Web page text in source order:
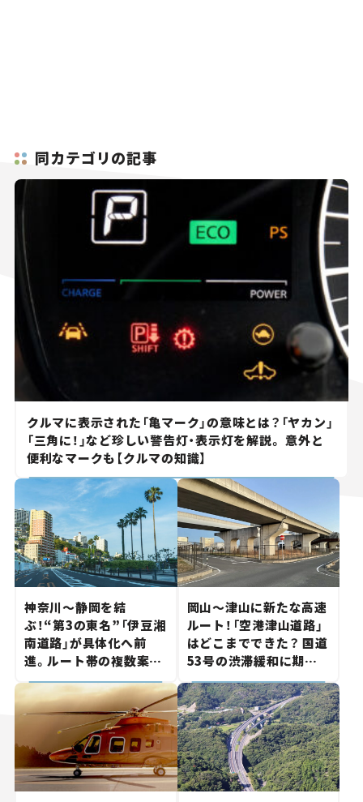
同カテゴリの記事
クルマに表示された「亀マーク」の意味とは？「ヤカン」
「三角に！」など珍しい警告灯・表示灯を解説。 意外と
便利なマークも【クルマの知識】
神奈川～静岡を結
ぶ！“第3の東名”「伊豆湘
南道路」が具体化へ前
進。ルート帯の複数案検
討へ。熱海まで信号ゼロ
が実現？ 【いま気になる
道路計画】
岡山～津山に新たな高速
ルート！「空港津山道路」
はどこまでできた？ 国道
53号の渋滞緩和に期待。
岡山市側でも動きが【い
ま気になる道路計画】